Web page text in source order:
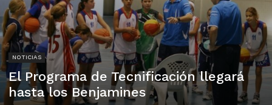
NOTICIAS
El Programa de Tecnificación llegará
hasta los Benjamines